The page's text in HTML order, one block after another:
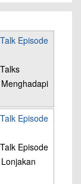
Episode
Episode
Episode